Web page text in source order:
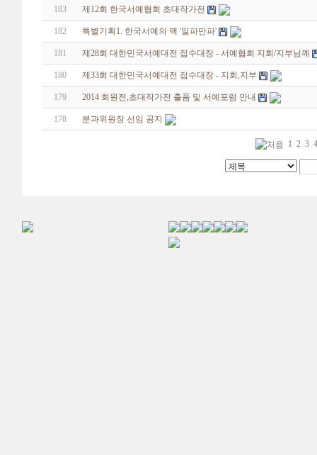
183 제12회 한국서예협회 초대작가전
182 특별기획1. 한국서예의 맥 '일파만파'
181 제28회 대한민국서예대전 접수대장 - 서예협회 지회/지부님께
180 제33회 대한민국서예대전 접수대장 - 지회,지부
179 2014 회원전,초대작가전 출품 및 서예포럼 안내
178 분과위원장 선임 공지
1 2 3 4